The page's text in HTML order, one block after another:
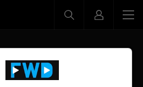
CM serie